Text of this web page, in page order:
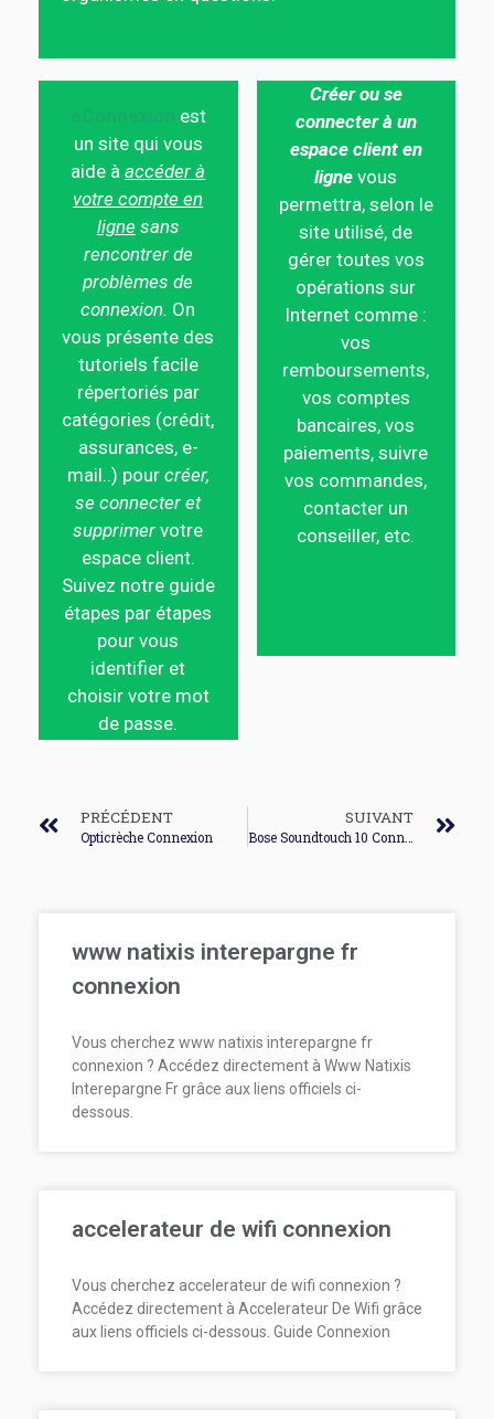
est
un site qui vous
aide àaccéder à
votre compte en
ligne sans
rencontrer de
problèmes de
connexion. On
vous présente des
tutoriels facile
répertoriés par
catégories (crédit,
assurances, e-
mail..) pour créer,
se connecter et
supprimer votre
espace client.
Suivez notre guide
étapes par étapes
pour vous
identifier et
choisir votre mot
de passe.
Créer ou se
connecter à un
espace client en
ligne vous
permettra, selon le
site utilisé, de
gérer toutes vos
opérations sur
Internet comme :
vos
remboursements,
vos comptes
bancaires, vos
paiements, suivre
vos commandes,
contacter un
conseiller, etc.
PRÉCÉDENT
Opticrèche Connexion
SUIVANT
www natixis interepargne fr
connexion
Vous cherchez www natixis interepargne fr
connexion ? Accédez directement à Www Natixis
Interepargne Fr grâce aux liens officiels ci-
dessous.
accelerateur de wifi connexion
Vous cherchez accelerateur de wifi connexion ?
Accédez directement à Accelerateur De Wifi grâce
aux liens officiels ci-dessous. Guide Connexion